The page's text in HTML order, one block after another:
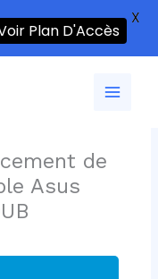
de
Asus
Plan D'Accès
X